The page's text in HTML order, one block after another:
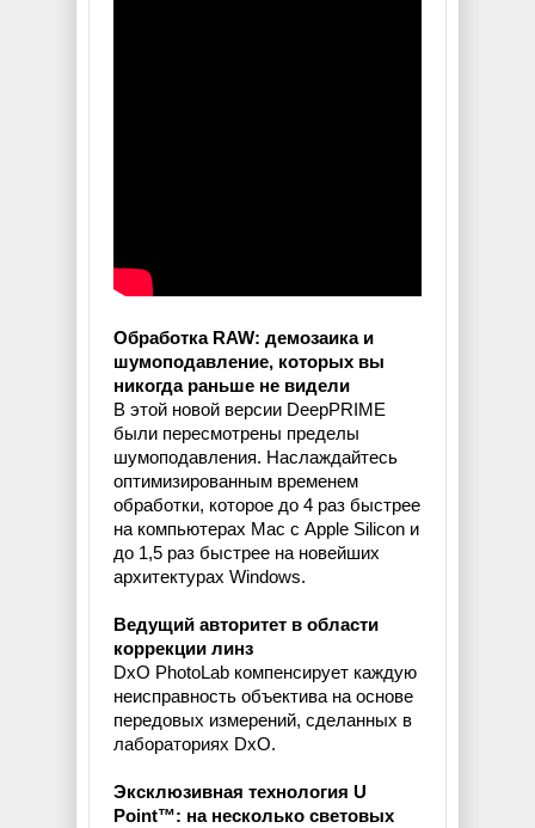
Обработка RAW: демозаика и
шумоподавление, которых вы
никогда раньше не видели
В этой новой версии DeepPRIME
были пересмотрены пределы
шумоподавления. Наслаждайтесь
оптимизированным временем
обработки, которое до 4 раз быстрее
на компьютерах Mac с Apple Silicon и
до 1,5 раз быстрее на новейших
архитектурах Windows.
Ведущий авторитет в области
коррекции линз
DxO PhotoLab компенсирует каждую
неисправность объектива на основе
передовых измерений, сделанных в
лабораториях DxO.
Эксклюзивная технология U
Point™: на несколько световых